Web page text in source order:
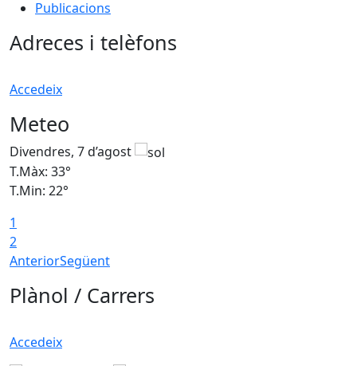
Publicacions
Adreces i telèfons
Accedeix
Meteo
Divendres, 7 d’agost
T.Màx: 33°
T.Min: 22°
1
2
AnteriorSegüent
Plànol / Carrers
Accedeix